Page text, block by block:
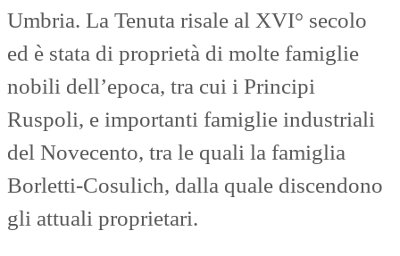
Umbria. La Tenuta risale al XVI° secolo
ed è stata di proprietà di molte famiglie
nobili dell’epoca, tra cui i Principi
Ruspoli, e importanti famiglie industriali
del Novecento, tra le quali la famiglia
Borletti-Cosulich, dalla quale discendono
gli attuali proprietari.